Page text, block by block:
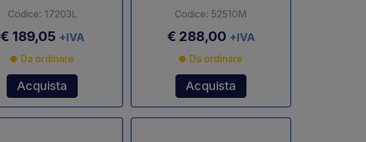
Codice: 17203L
€ 189,05 +IVA
Da ordinare
Acquista
Codice: 52510M
€ 288,00 +IVA
Da ordinare
Acquista